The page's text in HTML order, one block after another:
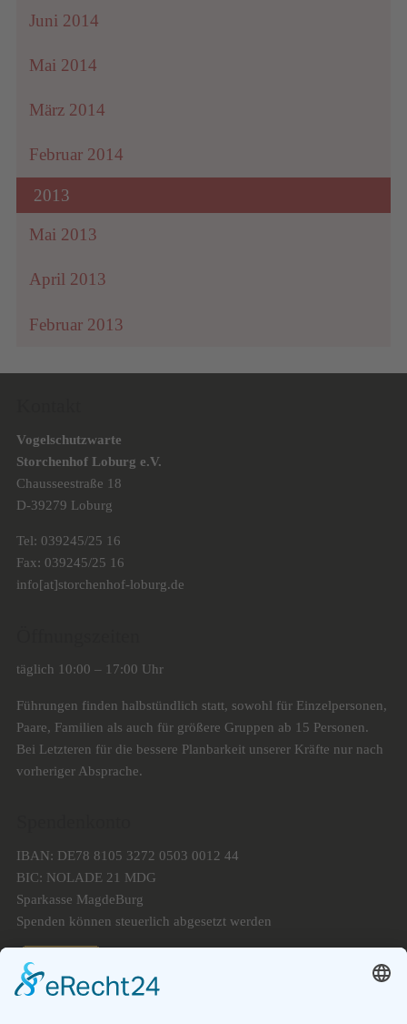
Juni 2014
Mai 2014
März 2014
Februar 2014
2013
Mai 2013
April 2013
Februar 2013
Vogelschutzwarte
Storchenhof Loburg e.V.
Chausseestraße 18
D-39279 Loburg
Tel: 039245/25 16
Fax: 039245/25 16
info[at]storchenhof-loburg.de
täglich 10:00 – 17:00 Uhr
Führungen finden halbstündlich statt, sowohl für Einzelpersonen,
Paare, Familien als auch für größere Gruppen ab 15 Personen.
Bei Letzteren für die bessere Planbarkeit unserer Kräfte nur nach
vorheriger Absprache.
IBAN: DE78 8105 3272 0503 0012 44
BIC: NOLADE 21 MDG
Sparkasse MagdeBurg
Spenden können steuerlich abgesetzt werden